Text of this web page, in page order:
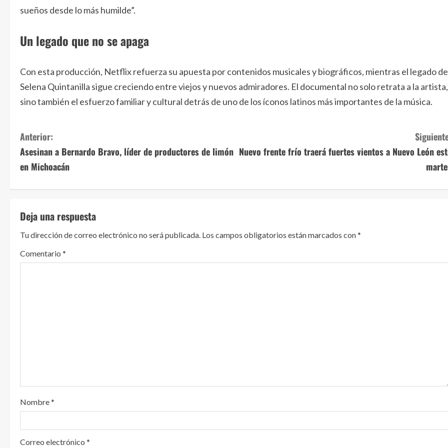
sueños desde lo más humilde”.
Un legado que no se apaga
Con esta producción, Netflix refuerza su apuesta por contenidos musicales y biográficos, mientras el legado de
Selena Quintanilla sigue creciendo entre viejos y nuevos admiradores. El documental no solo retrata a la artista,
sino también el esfuerzo familiar y cultural detrás de uno de los íconos latinos más importantes de la música.
S
i
e
l
e
Anterior:
Asesinan a Bernardo Bravo, líder de productores de limón
en Michoacán
Nuevo frente frío traerá fuertes vientos a Nuevo León
Deja una respuesta
Tu dirección de correo electrónico no será publicada. Los campos obligatorios están marcados con*
Comentario *
Nombre*
Correo electrónico *